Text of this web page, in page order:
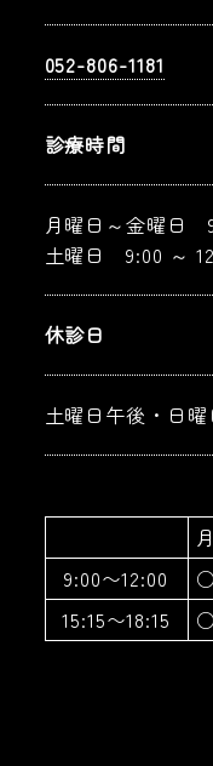
052-806-1181
診療時間
月曜日～金曜日
土曜日 9:00 ～
休診日
土曜日午後・日曜
月
9:00〜12:00
○
15:15〜18:15
○